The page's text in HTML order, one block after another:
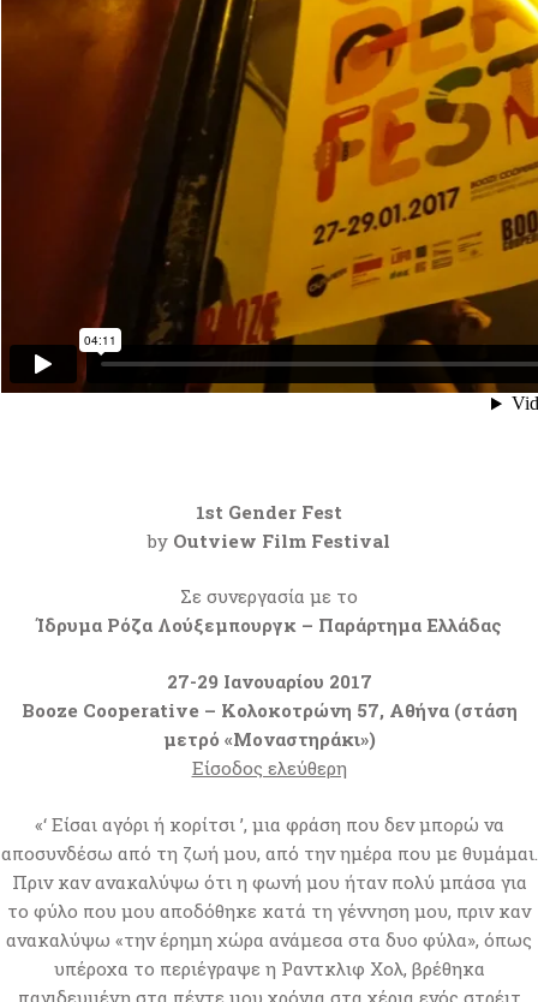
1st Gender Fest
by Outview Film Festival
Σε συνεργασία με το
Ίδρυμα Ρόζα Λούξεμπουργκ – Παράρτημα Ελλάδας
27-29 Ιανουαρίου 2017
Booze Cooperative – Κολοκοτρώνη 57, Αθήνα (στάση
μετρό «Μοναστηράκι»)
Είσοδος ελεύθερη
«‘ Είσαι αγόρι ή κορίτσι ’, μια φράση που δεν μπορώ να
αποσυνδέσω από τη ζωή μου, από την ημέρα που με θυμάμαι.
Πριν καν ανακαλύψω ότι η φωνή μου ήταν πολύ μπάσα για
το φύλο που μου αποδόθηκε κατά τη γέννηση μου, πριν καν
ανακαλύψω «την έρημη χώρα ανάμεσα στα δυο φύλα», όπως
υπέροχα τo περιέγραψε η Ραντκλιφ Χολ, βρέθηκα
παγιδευμένη στα πέντε μου χρόνια στα χέρια ενός στρέιτ